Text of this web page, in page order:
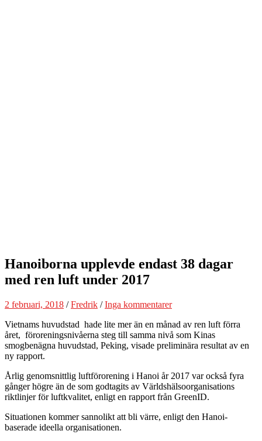
Hanoiborna upplevde endast 38 dagar
med ren luft under 2017
2 februari, 2018 /Fredrik /Inga kommentarer
Vietnams huvudstad hade lite mer än en månad av ren luft förra
året, föroreningsnivåerna steg till samma nivå som Kinas
smogbenägna huvudstad, Peking, visade preliminära resultat av en
ny rapport.
Årlig genomsnittlig luftförorening i Hanoi år 2017 var också fyra
gånger högre än de som godtagits av Världshälsoorganisations
riktlinjer för luftkvalitet, enligt en rapport från GreenID.
Situationen kommer sannolikt att bli värre, enligt den Hanoi-
baserade ideella organisationen.